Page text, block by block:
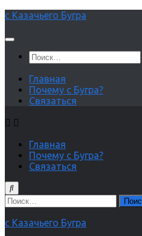
Перейти
содержимому
с Казачьего Бугра
Найти:
Главная
Почему с Бугра?
Связаться
Главная
Почему с Бугра?
Связаться
Найти:
с Казачьего Бугра